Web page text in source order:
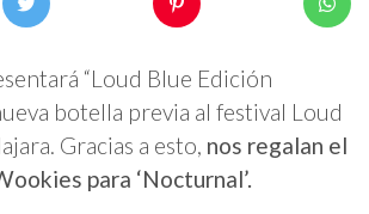
“Loud Blue Edición
botella previa al festival Loud
Gracias a esto, nos regalan el
para ‘Nocturnal’.